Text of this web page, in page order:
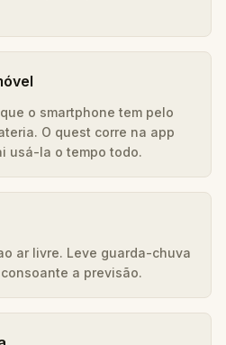
o smartphone tem pelo
O quest corre na app
usá-la o tempo todo.
ar livre. Leve guarda-chuva
a previsão.